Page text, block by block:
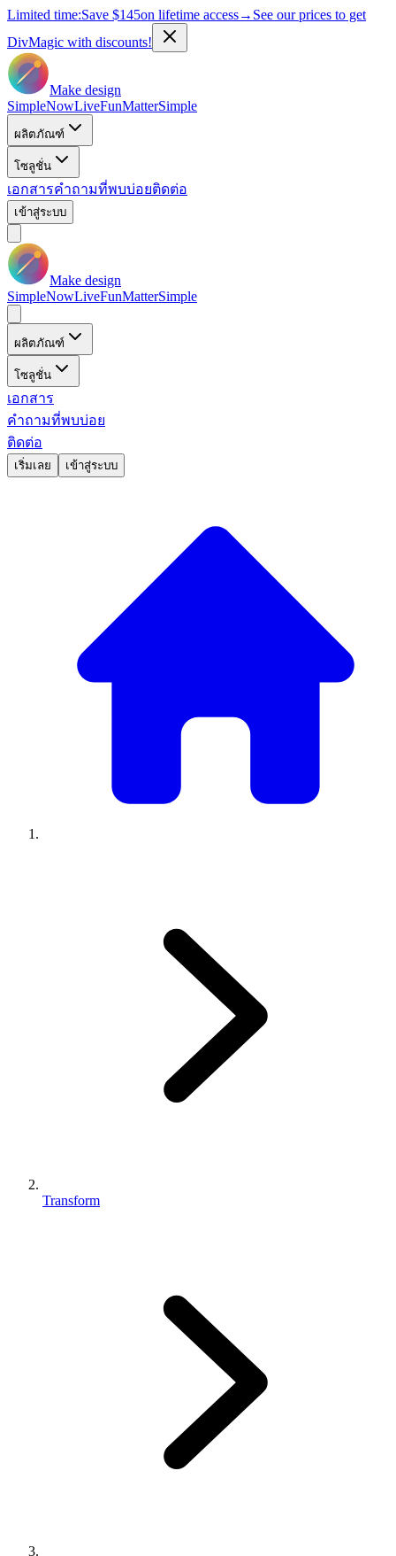
Limited time:Save $145on lifetime access→ See our prices to get
DivMagic with discounts!
Make design
SimpleNowLiveFunMatterSimple
ผลิตภัณฑ์
โซลูชั่น
เอกสารคำถามที่พบบ่อยติดต่อ
เข้าสู่ระบบ
Make design
SimpleNowLiveFunMatterSimple
ผลิตภัณฑ์
โซลูชั่น
เอกสาร
คำถามที่พบบ่อย
ติดต่อ
เริ่มเลย เข้าสู่ระบบ
Transform